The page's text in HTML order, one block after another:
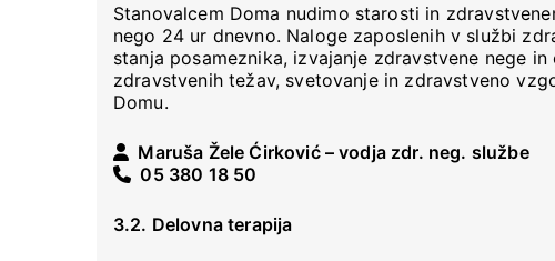
Stanovalcem Doma nudimo starosti in
nego 24 ur dnevno. Naloge zaposlenih v službi
stanja posameznika, izvajanje zdravstvene nege
zdravstvenih težav, svetovanje in zdravstveno
Domu.
Maruša Žele Ćirković – vodja zdr. neg. službe
05 380 18 50
3.2. Delovna terapija